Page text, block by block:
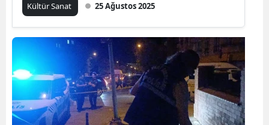
Kültür Sanat 25 Ağustos 2025